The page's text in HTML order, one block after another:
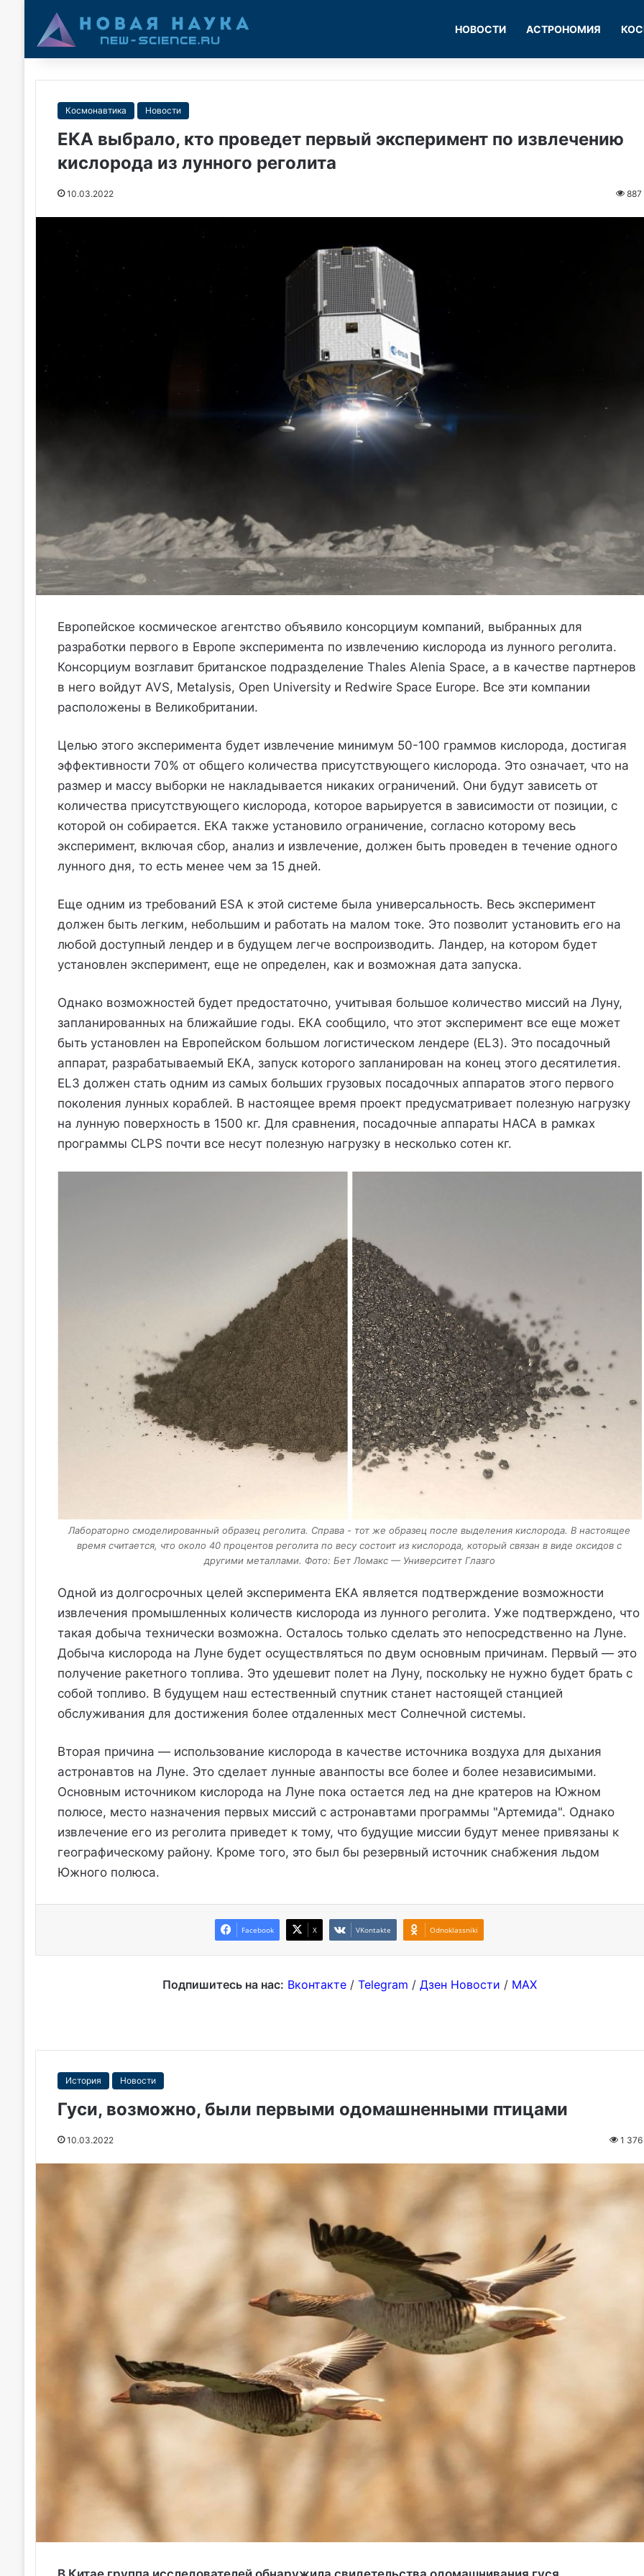
НОВОСТИ АСТРОНОМИЯ
Космонавтика Новости
ЕКА выбрало, кто проведет первый эксперимент по извлечению
кислорода из лунного реголита
10.03.2022 887
Европейское космическое агентство объявило консорциум компаний, выбранных для
разработки первого в Европе эксперимента по извлечению кислорода из лунного реголита.
Консорциум возглавит британское подразделение Thales Alenia Space, а в качестве партнеров
в него войдут AVS, Metalysis, Open University и Redwire Space Europe. Все эти компании
расположены в Великобритании.
Целью этого эксперимента будет извлечение минимум 50-100 граммов кислорода, достигая
эффективности 70% от общего количества присутствующего кислорода. Это означает, что на
размер и массу выборки не накладывается никаких ограничений. Они будут зависеть от
количества присутствующего кислорода, которое варьируется в зависимости от позиции, с
которой он собирается. ЕКА также установило ограничение, согласно которому весь
эксперимент, включая сбор, анализ и извлечение, должен быть проведен в течение одного
лунного дня, то есть менее чем за 15 дней.
Еще одним из требований ESA к этой системе была универсальность. Весь эксперимент
должен быть легким, небольшим и работать на малом токе. Это позволит установить его на
любой доступный лендер и в будущем легче воспроизводить. Ландер, на котором будет
установлен эксперимент, еще не определен, как и возможная дата запуска.
Однако возможностей будет предостаточно, учитывая большое количество миссий на Луну,
запланированных на ближайшие годы. ЕКА сообщило, что этот эксперимент все еще может
быть установлен на Европейском большом логистическом лендере (EL3). Это посадочный
аппарат, разрабатываемый ЕКА, запуск которого запланирован на конец этого десятилетия.
EL3 должен стать одним из самых больших грузовых посадочных аппаратов этого первого
поколения лунных кораблей. В настоящее время проект предусматривает полезную нагрузку
на лунную поверхность в 1500 кг. Для сравнения, посадочные аппараты НАСА в рамках
программы CLPS почти все несут полезную нагрузку в несколько сотен кг.
Лабораторно смоделированный образец реголита. Справа - тот же образец после выделения кислорода. В настоящее
время считается, что около 40 процентов реголита по весу состоит из кислорода, который связан в виде оксидов с
другими металлами. Фото: Бет Ломакс — Университет Глазго
Одной из долгосрочных целей эксперимента ЕКА является подтверждение возможности
извлечения промышленных количеств кислорода из лунного реголита. Уже подтверждено, что
такая добыча технически возможна. Осталось только сделать это непосредственно на Луне.
Добыча кислорода на Луне будет осуществляться по двум основным причинам. Первый — это
получение ракетного топлива. Это удешевит полет на Луну, поскольку не нужно будет брать с
собой топливо. В будущем наш естественный спутник станет настоящей станцией
обслуживания для достижения более отдаленных мест Солнечной системы.
Вторая причина — использование кислорода в качестве источника воздуха для дыхания
астронавтов на Луне. Это сделает лунные аванпосты все более и более независимыми.
Основным источником кислорода на Луне пока остается лед на дне кратеров на Южном
полюсе, место назначения первых миссий с астронавтами программы "Артемида". Однако
извлечение его из реголита приведет к тому, что будущие миссии будут менее привязаны к
географическому району. Кроме того, это был бы резервный источник снабжения льдом
Южного полюса.
Facebook X VKontakte Odnoklassniki
Подпишитесь на нас: Вконтакте/ Telegram / Дзен Новости / MAX